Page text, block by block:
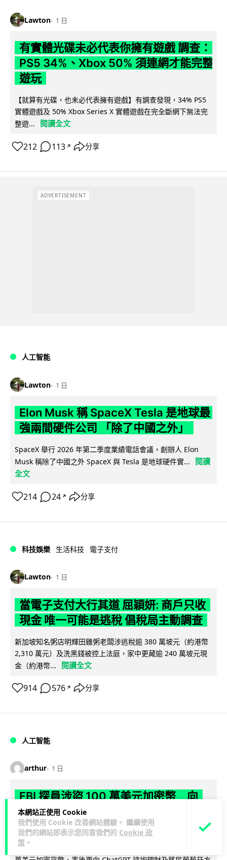
本網站正使用 Cookie
我們使用 Cookie 改善網站體驗。 繼續使用
我們的網站即表示您同意我們的 Cookie 政
策 。
Lawton 1 日
有實體光碟未必代表你擁有遊戲 調查：
PS5 34%、Xbox 50% 須連網才能完整
遊玩
【就算有光碟，也未必代表擁有遊戲】有調查發現，34% PS5
實體遊戲及 50% Xbox Series X 實體遊戲在完全斷網下無法完
整遊...
閱讀全文
212 113 ↗ 分享
ADVERTISEMENT
人工智能
Lawton 1 日
Elon Musk 稱 SpaceX Tesla 是地球最
強兩間硬件公司 「除了中國之外」
SpaceX 舉行 2026 年第二季度業績電話會議，創辦人 Elon
Musk 稱除了中國之外 SpaceX 與 Tesla 是地球硬件實...
閱讀
全文
214 24 ↗ 分享
科技娛樂 生活科技 電子支付
Lawton 1 日
當電子支付大行其道 屈穎妍: 商戶只收
現金 唯一可能是逃稅 倡稅局主動調查
新加坡知名粥店明輝田雞粥老闆涉逃稅逾 380 萬坡元（約港幣
2,310 萬元）及洗黑錢被控上法庭，家中更藏逾 240 萬坡元現
金（約港幣...
閱讀全文
914 576 ↗ 分享
人工智能
arthur 1 日
FBI 探員涉盜 100 萬美元加密幣 向
ChatGPT 尋求理財及移民葡萄牙建議終
被捕
FBI 一名資深反情報探員涉嫌利用職務之便盜取敵對國家近 100